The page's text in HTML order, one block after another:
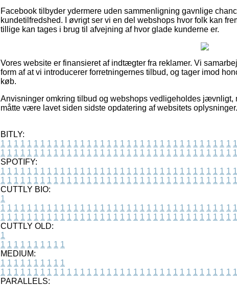
Facebook tilbyder ydermere uden sammenligning gavnlige
kundetilfredshed. I øvrigt ser vi en del webshops hvor folk kan
tillige kan tages i brug til afvejning af hvor glade kunderne er.
Vores website er finansieret af indtægter fra reklamer. Vi
form af at vi introducerer forretningernes tilbud, og tager imod
køb.
Anvisninger omkring tilbud og webshops vedligeholdes
måtte være lavet siden sidste opdatering af websitets oplysninger.
BITLY:
1 1 1 1 1 1 1 1 1 1 1 1 1 1 1 1 1 1 1 1 1 1 1 1 1 1 1 1 1 1 1 1 1 1 1 1
1 1 1 1 1 1 1 1 1 1 1 1 1 1 1 1 1 1 1 1 1 1 1 1 1 1 1 1 1 1 1 1 1 1 1 1
SPOTIFY:
1 1 1 1 1 1 1 1 1 1 1 1 1 1 1 1 1 1 1 1 1 1 1 1 1 1 1 1 1 1 1 1 1 1 1 1
1 1 1 1 1 1 1 1 1 1 1 1 1 1 1 1 1 1 1 1 1 1 1 1 1 1 1 1 1 1 1 1 1 1 1 1
CUTTLY BIO:
1
1 1 1 1 1 1 1 1 1 1 1 1 1 1 1 1 1 1 1 1 1 1 1 1 1 1 1 1 1 1 1 1 1 1 1 1
1 1 1 1 1 1 1 1 1 1 1 1 1 1 1 1 1 1 1 1 1 1 1 1 1 1 1 1 1 1 1 1 1 1 1 1
CUTTLY OLD:
1
1 1 1 1 1 1 1 1 1 1
MEDIUM:
1 1 1 1 1 1 1 1 1 1
1 1 1 1 1 1 1 1 1 1 1 1 1 1 1 1 1 1 1 1 1 1 1 1 1 1 1 1 1 1 1 1 1 1 1 1
PARALLELS: